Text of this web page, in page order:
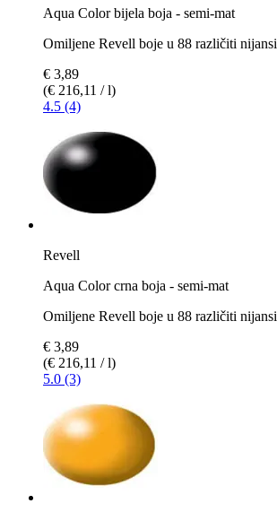
Aqua Color bijela boja - semi-mat
Omiljene Revell boje u 88 različiti nijansi
€ 3,89
(€ 216,11 / l)
4.5 (4)
Revell
Aqua Color crna boja - semi-mat
Omiljene Revell boje u 88 različiti nijansi
€ 3,89
(€ 216,11 / l)
5.0 (3)